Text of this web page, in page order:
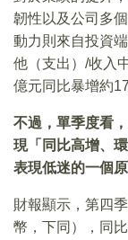
韌性以及公司多
動力則來自投資
他（支出）/收入
億元同比暴增約
不過，單季度看
現「同比高增、
表現低迷的一個
財報顯示，第四
幣，下同），同